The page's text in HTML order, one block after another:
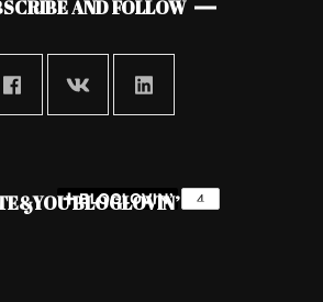
AND FOLLOW
BLOGLOVIN’